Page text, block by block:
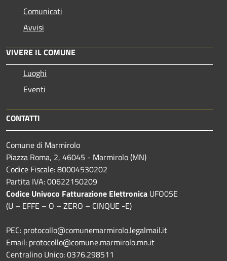
Comunicati
Avvisi
VIVERE IL COMUNE
Luoghi
Eventi
CONTATTI
Comune di Marmirolo
Piazza Roma, 2, 46045 - Marmirolo (MN)
Codice Fiscale: 80004530202
Partita IVA: 00622150209
Codice Univoco Fatturazione Elettronica UFO05E
(U – EFFE – O – ZERO – CINQUE -E)
PEC: protocollo@comunemarmirolo.legalmail.it
Email: protocollo@comune.marmirolo.mn.it
Centralino Unico: 0376.298511